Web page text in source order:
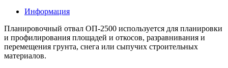
Информация
Планировочный отвал ОП-2500 используется для планировки
и профилирования площадей и откосов, разравнивания и
перемещения грунта, снега или сыпучих строительных
материалов.